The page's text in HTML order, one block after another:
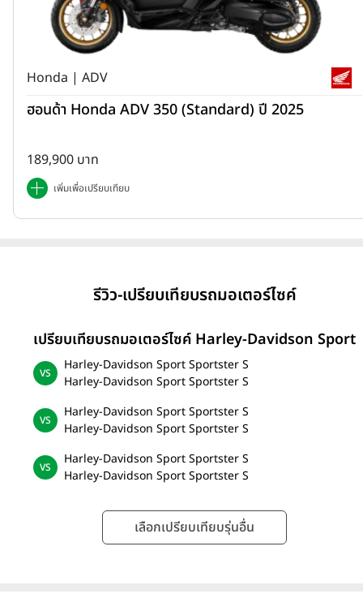
Honda | ADV
ฮอนด้า Honda ADV 350 (Standard) ปี 2025
189,900 บาท
เพิ่มเพื่อเปรียบเทียบ
รีวิว-เปรียบเทียบรถมอเตอร์ไซค์
เปรียบเทียบรถมอเตอร์ไซค์ Harley-Davidson Sport
Harley-Davidson Sport Sportster S
Harley-Davidson Sport Sportster S
Harley-Davidson Sport Sportster S
Harley-Davidson Sport Sportster S
Harley-Davidson Sport Sportster S
Harley-Davidson Sport Sportster S
เลือกเปรียบเทียบรุ่นอื่น